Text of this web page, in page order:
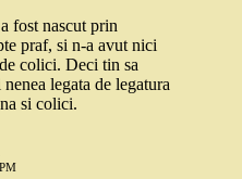
fost nascut prin
praf, si n-a avut nici
colici. Deci tin sa
legata de legatura
si colici.